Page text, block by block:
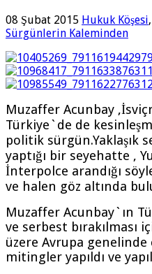
08 Şubat 2015 Hukuk Köşesi,
Sürgünlerin Kaleminden
Muzaffer Acunbay
Türkiye`de de
politik sürgün.Yaklaşık
yaptığı bir seyehatte ,
İnterpolce arandığı
ve halen göz altında
Muzaffer Acunbay`ın
ve serbest bırakılması
üzere Avrupa
mitingler yapıldı ve